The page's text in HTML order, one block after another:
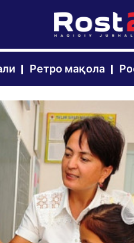
Ретро мақола